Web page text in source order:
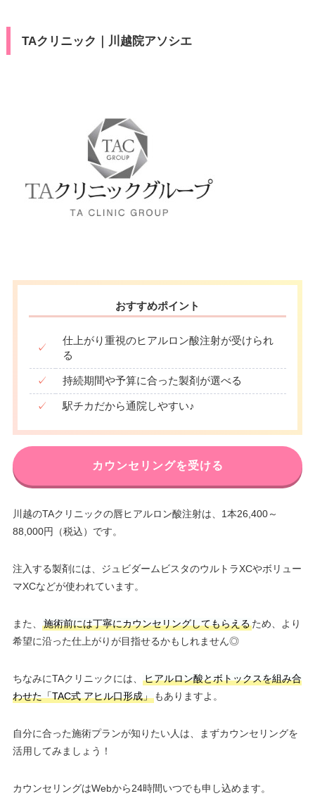
TAクリニック｜川越院アソシエ
おすすめポイント
✓
仕上がり重視のヒアルロン酸注射が受けられ
る
✓ 持続期間や予算に合った製剤が選べる
✓ 駅チカだから通院しやすい♪
カウンセリングを受ける
川越のTAクリニックの唇ヒアルロン酸注射は、1本26,400～
88,000円（税込）です。
注入する製剤には、ジュビダームビスタのウルトラXCやボリュー
マXCなどが使われています。
また、 施術前には丁寧にカウンセリングしてもらえるため、より
希望に沿った仕上がりが目指せるかもしれません◎
ちなみにTAクリニックには、
ヒアルロン酸とボトックスを組み合
わせた「TAC式 アヒル口形成」もありますよ。
自分に合った施術プランが知りたい人は、まずカウンセリングを
活用してみましょう！
カウンセリングはWebから24時間いつでも申し込めます。